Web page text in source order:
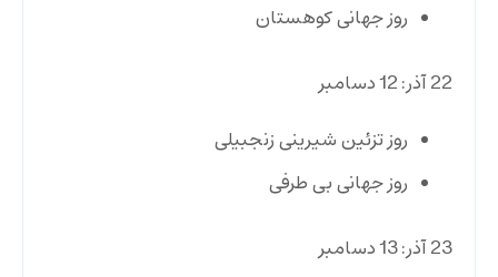
روز جهانی کوهستان
22 آذر: 12 دسامبر
روز تزئین شیرینی زنجبیلی
روز جهانی بی طرفی
23 آذر: 13 دسامبر